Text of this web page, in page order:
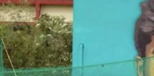
Sanju Samson:
నేను అంటూ సంజు
అన్యాయం అంటున్న
వ్రాసిన వారు Jayachandra Akuri Oct 04, 2023